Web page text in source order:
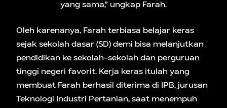
yang sama,” ungkap Farah.
Oleh karenanya, Farah terbiasa belajar keras
sejak sekolah dasar (SD) demi bisa melanjutkan
pendidikan ke sekolah-sekolah dan perguruan
tinggi negeri favorit. Kerja keras itulah yang
membuat Farah berhasil diterima di IPB, jurusan
Teknologi Industri Pertanian, saat menempuh